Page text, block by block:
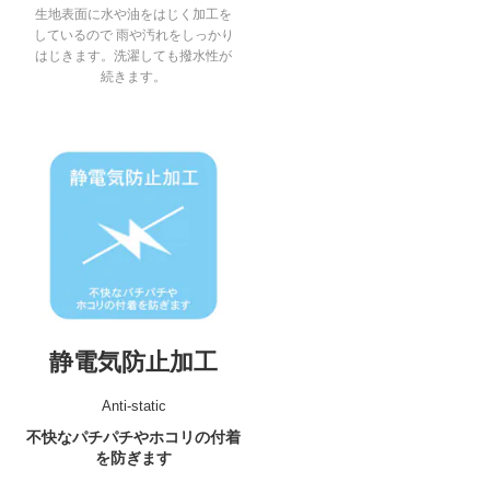
生地表面に水や油をはじく加工を
しているので 雨や汚れをしっかり
はじきます。洗濯しても撥水性が
続きます。
静電気防止加工
Anti-static
不快なパチパチやホコリの付着
を防ぎます